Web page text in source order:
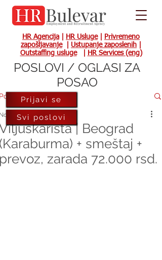
HR Agencija HR Usluge|
Privremeno
zapošljavanje| Ustupanje zaposlenih
Outstaffing usluge| HR Services (eng)
| Beograd
+ smeštaj +
zarada 72.000 rsd.
10, 2022
Prijavi se
Svi poslovi
POSLOVI / OGLASI ZA
POSAO